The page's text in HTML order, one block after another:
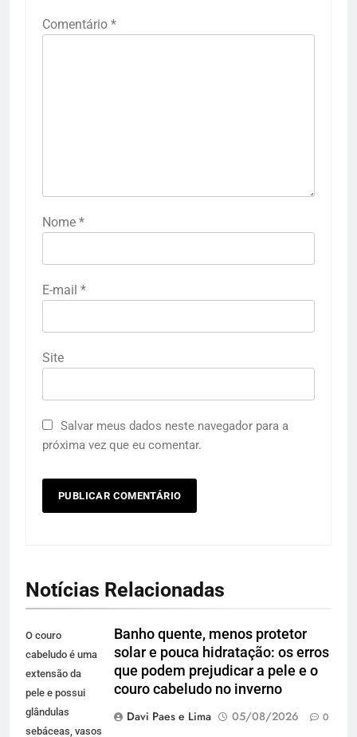
Comentário *
Nome *
E-mail *
Site
Salvar meus dados neste navegador para a
próxima vez que eu comentar.
Notícias Relacionadas
O couro
cabeludo é uma
extensão da
pele e possui
glândulas
sebáceas, vasos
Banho quente, menos protetor
solar e pouca hidratação: os erros
que podem prejudicar a pele e o
couro cabeludo no inverno
Davi Paes e Lima
05/08/2026 0